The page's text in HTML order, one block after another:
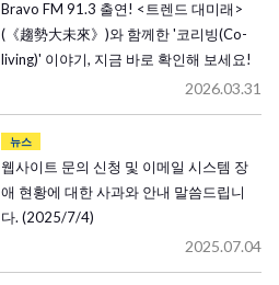
Bravo FM 91.3 출연! <트렌드 대미래>
(《趨勢大未來》)와 함께한 '코리빙(Co-
living)' 이야기, 지금 바로 확인해 보세요!
2026.03.31
뉴스
웹사이트 문의 신청 및 이메일 시스템 장
애 현황에 대한 사과와 안내 말씀드립니
다. (2025/7/4)
2025.07.04